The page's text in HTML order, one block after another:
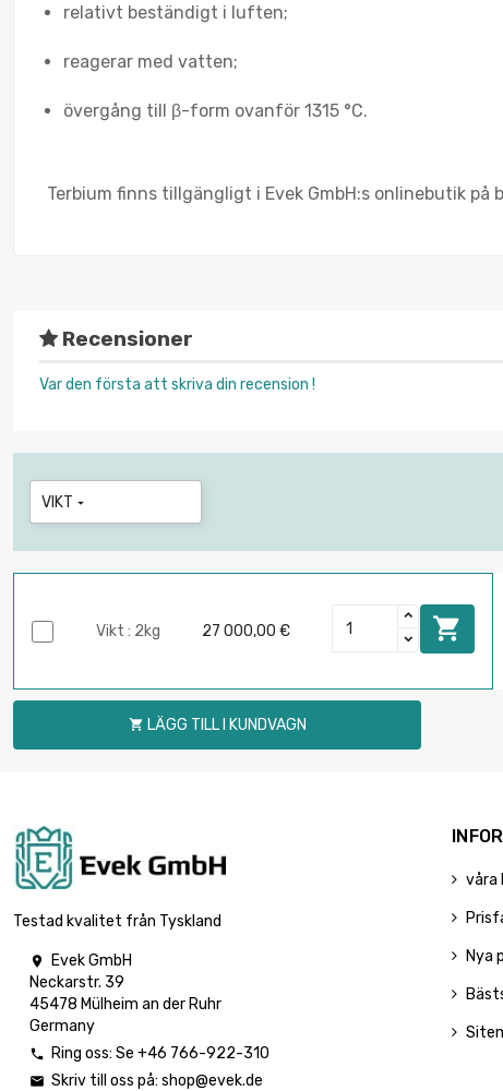
relativt beständigt i luften;
reagerar med vatten;
övergång till β-form ovanför 1315 °C.
Terbium finns tillgängligt i Evek GmbH:s onlinebutik
Recensioner
Var den första att skriva din recension !
VIKT 
Vikt : 2kg 27 000,00 € 
 LÄGG TILL I KUNDVAGN
Testad kvalitet från Tyskland

Evek GmbH
Neckarstr. 39
45478 Mülheim an der Ruhr
Germany
 Ring oss: Se +46 766-922-310
 Skriv till oss på: shop@evek.de
våra
Nya